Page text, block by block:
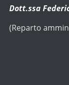
Dott.ssa
(Reparto